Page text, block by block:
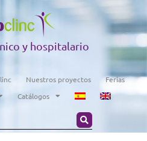
y hospitalario
Nuestros proyectos
Ferias
Catálogos